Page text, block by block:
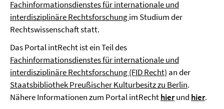
Fachinformationsdienstes für internationale und
interdisziplinäre Rechtsforschungim Studium der
Rechtswissenschaft statt.
Das Portal intRecht ist ein Teil des
Fachinformationsdienstes für internationale und
interdisziplinäre Rechtsforschung (FID Recht) an der
Staatsbibliothek Preußischer Kulturbesitz zu Berlin.
Nähere Informationen zum Portal intRechthierund hier.